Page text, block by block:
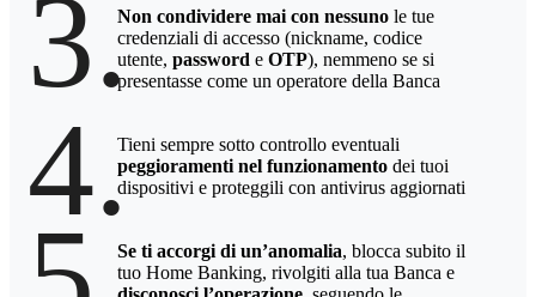
3.Non condividere mai con nessuno le tue
credenziali di accesso (nickname, codice
utente, password e OTP), nemmeno se si
presentasse come un operatore della Banca
4.Tieni sempre sotto controllo eventuali
peggioramenti nel funzionamento dei tuoi
dispositivi e proteggili con antivirus aggiornati
Se ti accorgi di un’anomalia, blocca subito il
tuo Home Banking, rivolgiti alla tua Banca e